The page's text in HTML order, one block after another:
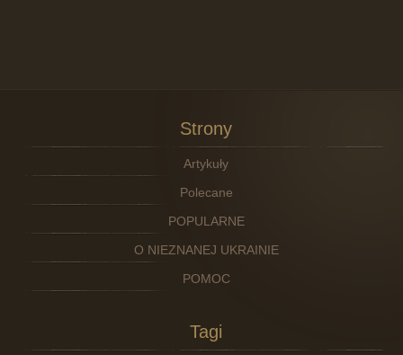
Strony
Artykuły
Polecane
POPULARNE
O NIEZNANEJ UKRAINIE
POMOC
Tagi